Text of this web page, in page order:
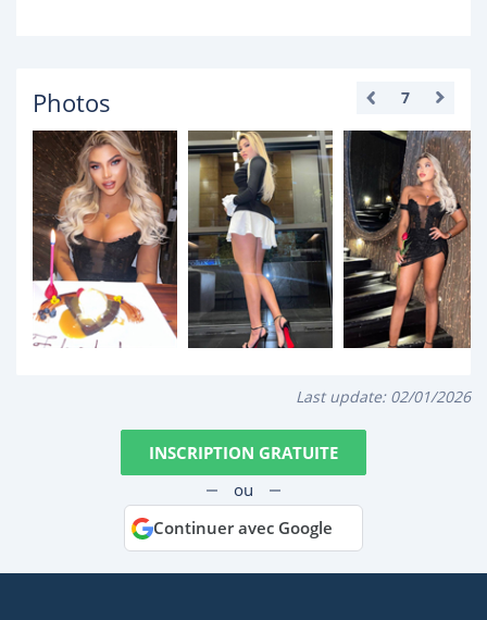
Photos 7
Last update: 02/01/2026
INSCRIPTION GRATUITE
ou
Continuer avec Google